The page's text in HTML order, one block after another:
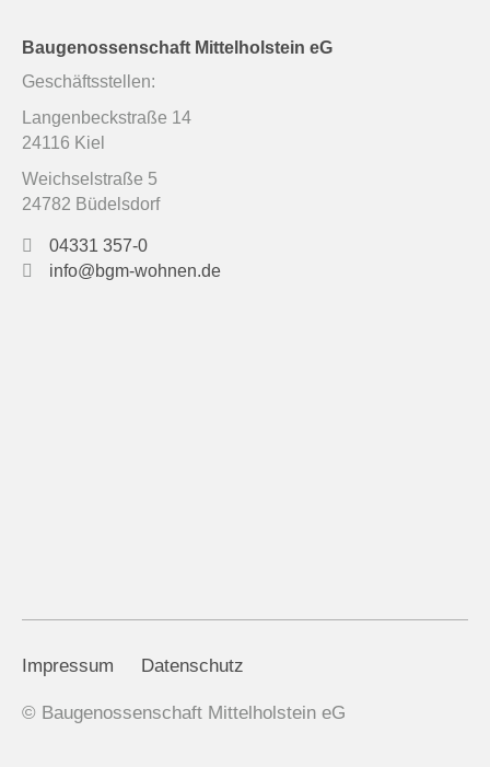
Baugenossenschaft Mittelholstein eG
Geschäftsstellen:
Langenbeckstraße 14
24116 Kiel
Weichselstraße 5
24782 Büdelsdorf
04331 357-0
info@bgm-wohnen.de
© Baugenossenschaft Mittelholstein eG
Impressum Datenschutz